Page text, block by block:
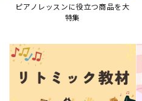
ピアノレッスンに役立つ商品を大
特集